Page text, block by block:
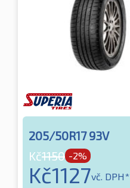
205/50R17 93V
Kč1150 -2%
Kč1127vč. DPH*